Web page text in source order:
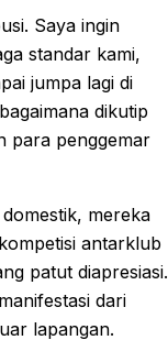
Saya ingin
standar kami,
jumpa lagi di
dikutip
para penggemar
mereka
antarklub
patut diapresiasi.
dari
lapangan.